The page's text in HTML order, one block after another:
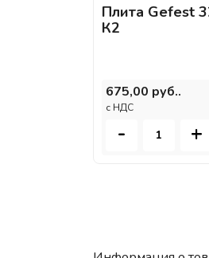
Плита Gefest
К2
675,00 руб..
c НДС
- +